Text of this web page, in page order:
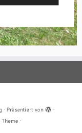
· Präsentiert von
·
·